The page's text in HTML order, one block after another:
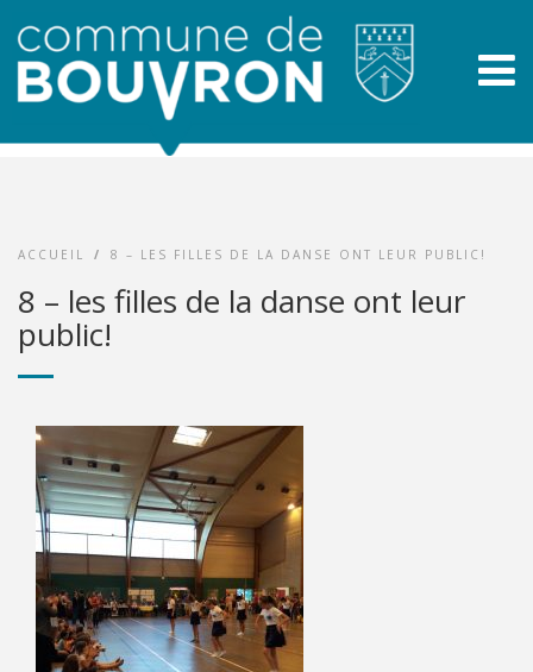
ACCUEIL / 8 – LES FILLES DE LA DANSE ONT LEUR PUBLIC!
8 – les filles de la danse ont leur
public!